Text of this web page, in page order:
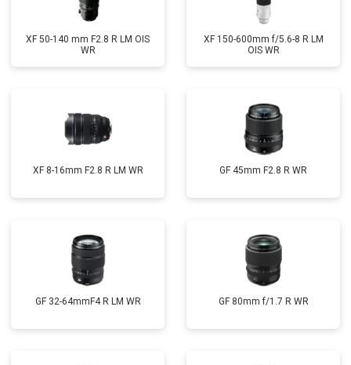
XF 50-140 mm F2.8 R LM OIS
WR
XF 150-600mm f/5.6-8 R LM
OIS WR
XF 8-16mm F2.8 R LM WR GF 45mm F2.8 R WR
GF 32-64mmF4 R LM WR GF 80mm f/1.7 R WR